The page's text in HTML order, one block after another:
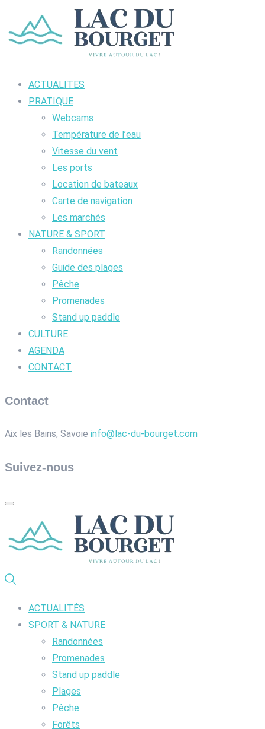
ACTUALITES
PRATIQUE
Webcams
Température de l’eau
Vitesse du vent
Les ports
Location de bateaux
Carte de navigation
Les marchés
NATURE & SPORT
Randonnées
Guide des plages
Pêche
Promenades
Stand up paddle
CULTURE
AGENDA
CONTACT
Contact
Aix les Bains, Savoie info@lac-du-bourget.com
Suivez-nous
ACTUALITÉS
SPORT & NATURE
Randonnées
Promenades
Stand up paddle
Plages
Pêche
Forêts